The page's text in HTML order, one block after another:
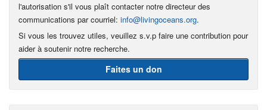
l'autorisation s'il vous plaît contacter notre directeur des
communications par courriel: info@livingoceans.org.
Si vous les trouvez utiles, veuillez s.v.p faire une contribution pour
aider à soutenir notre recherche.
Faites un don